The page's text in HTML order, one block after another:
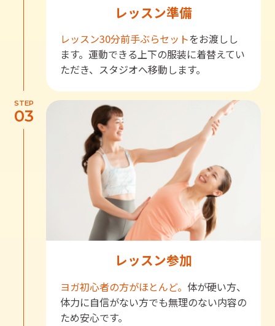
レッスン準備
レッスン30分前手ぶらセットをお渡しし
ます。運動できる上下の服装に着替えてい
ただき、スタジオへ移動します。
STEP
03
レッスン参加
ヨガ初心者の方がほとんど。 体が硬い方、
体力に自信がない方でも無理のない内容の
ため安心です。